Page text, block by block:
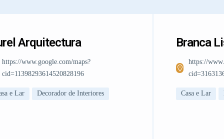
Arquitectura
https://www.google.com/maps?
cid=11398293614520828196
e Lar Decorador de Interiores
Branca
https://
Casa e Lar